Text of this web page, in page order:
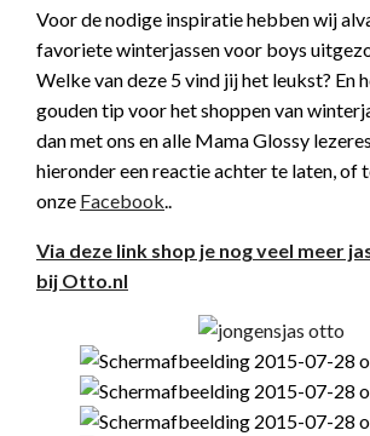
Voor de nodige inspiratie hebben wij
favoriete winterjassen voor boys
Welke van deze 5 vind jij het leukst? En
gouden tip voor het shoppen van
dan met ons en alle Mama Glossy
hieronder een reactie achter te laten, of
onze Facebook..
Via deze link shop je nog veel meer
bij Otto.nl